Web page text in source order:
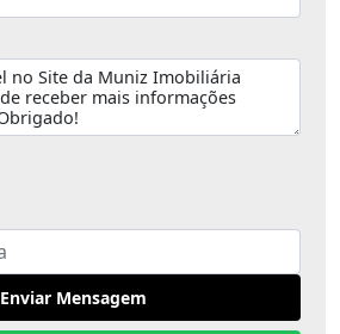
Enviar Mensagem